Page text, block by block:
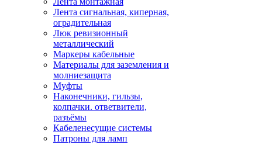
Лента сигнальная, киперная,
оградительная
Люк ревизионный
металлический
Маркеры кабельные
Материалы для заземления и
молниезащита
Муфты
Наконечники, гильзы,
колпачки. ответвители,
разъёмы
Кабеленесущие системы
Патроны для ламп